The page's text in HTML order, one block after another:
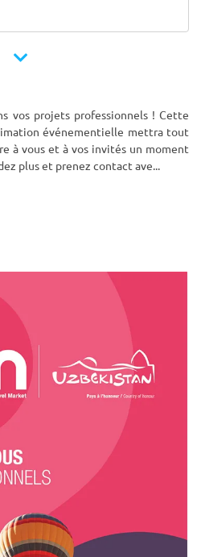
vos projets professionnels ! Cette
événementielle mettra tout
à vous et à vos invités un moment
plus et prenez contact ave...